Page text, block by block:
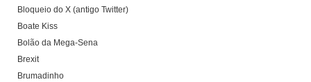
Bloqueio do X (antigo Twitter)
Boate Kiss
Bolão da Mega-Sena
Brexit
Brumadinho